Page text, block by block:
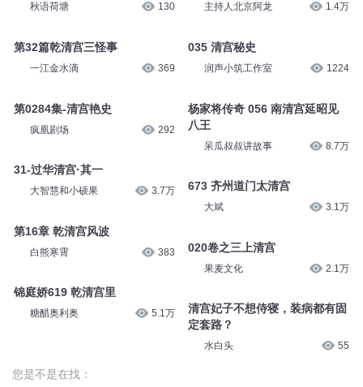
秋语荷塘 130
第32篇乾清宫三怪事
一江金水滴 369
第0284集-清宫艳史
疯凰剧场 292
31-过华清宫·其一
大智慧和小硕果 3.7万
第16章 乾清宫风波
白熊寒霄 383
锦庭娇619 乾清宫里
糖醋奥利奥 5.1万
主持人北京阿龙 1.4万
035 清宫秘史
润声小筑工作室 1224
杨家将传奇 056 南清宫延昭见
八王
呆瓜叔叔讲故事 8.7万
673 齐州道门太清宫
大斌 3.1万
020卷之三上清宫
果麦文化 2.1万
清宫妃子不想侍寝，装病都有固
定套路？
水白头 55
您是不是在找：